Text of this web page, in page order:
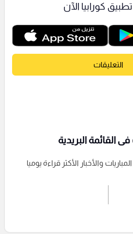
كورابيا الآن
التعليقات
إرسال تعليق
القائمة البريدية
والأخبار الأكثر قراءة يوميا